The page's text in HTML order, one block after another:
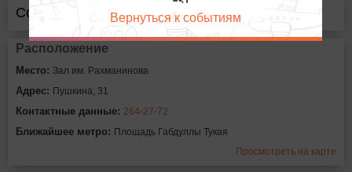
Сообщить об ошибке
Расположение
Место: Зал им. Рахманинова
Адрес: Пушкина, 31
Контактные данные: 264-27-72
Ближайшее метро: Площадь Габдуллы Тукая
Просмотреть на карте
Вернуться к событиям